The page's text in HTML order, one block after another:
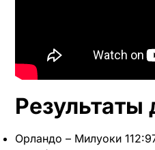
Результаты
Орландо – Милуоки